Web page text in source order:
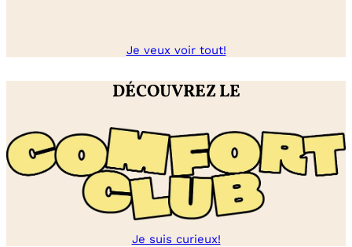
Je veux voir tout!
DÉCOUVREZ LE
Je suis curieux!